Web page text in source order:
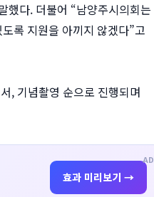
했다. 더불어 “남양주시의회는
록 지원을 아끼지 않겠다”고
, 기념촬영 순으로 진행되며
AD
효과 미리보기 →